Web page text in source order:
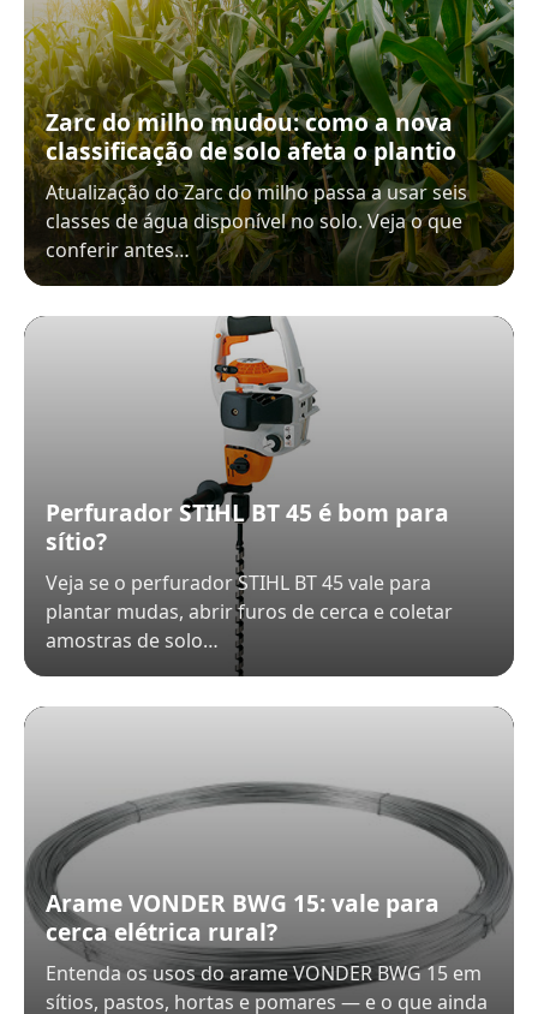
Zarc do milho mudou: como a nova
classificação de solo afeta o plantio
Atualização do Zarc do milho passa a usar seis
classes de água disponível no solo. Veja o que
conferir antes…
Perfurador STIHL BT 45 é bom para
sítio?
Veja se o perfurador STIHL BT 45 vale para
plantar mudas, abrir furos de cerca e coletar
amostras de solo…
Arame VONDER BWG 15: vale para
cerca elétrica rural?
Entenda os usos do arame VONDER BWG 15 em
sítios, pastos, hortas e pomares — e o que ainda